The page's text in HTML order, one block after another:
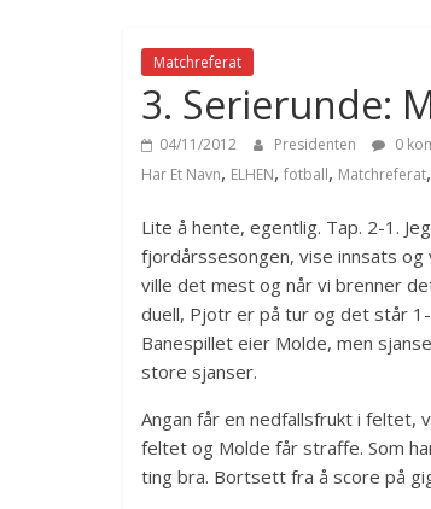
Matchreferat
3. Serierunde:
04/11/2012 Presidenten 0
Har Et Navn, ELHEN, fotball, Matchreferat,
Lite å hente, egentlig. Tap. 2-1.
fjordårssesongen, vise innsats og
ville det mest og når vi brenner
duell, Pjotr er på tur og det står
Banespillet eier Molde, men
store sjanser.
Angan får en nedfallsfrukt i feltet,
feltet og Molde får straffe. Som
ting bra. Bortsett fra å score på